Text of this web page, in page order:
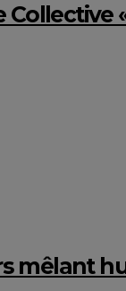
Collective
mêlant